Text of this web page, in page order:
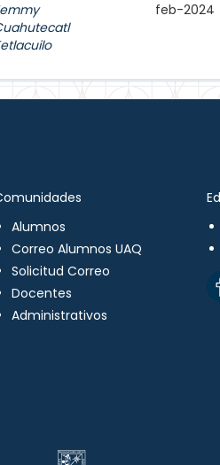
feb-2024
Alumnos
Correo Alumnos UAQ
Solicitud Correo
Docentes
Administrativos